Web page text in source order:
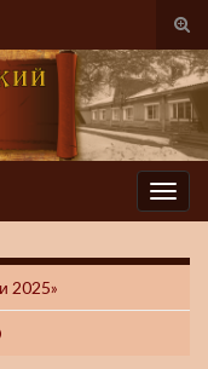
Вкл/
Вкл/
выкл
2025»